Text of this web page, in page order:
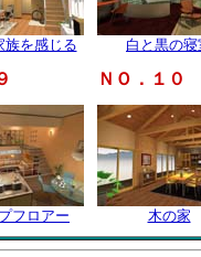
族を感じる 白と黒の寝
ＮＯ．１０
フロアー 木の家